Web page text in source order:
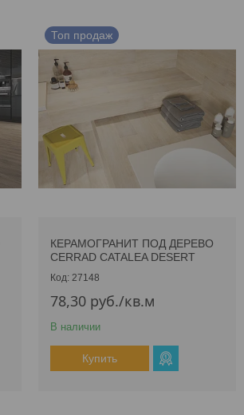
Топ продаж
КЕРАМОГРАНИТ ПОД ДЕРЕВО
CERRAD CATALEA DESERT
27148
78,30 руб./кв.м
В наличии
Купить